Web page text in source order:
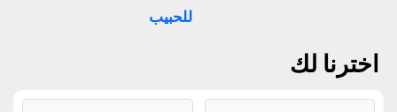
للحبيب
اخترنا لك